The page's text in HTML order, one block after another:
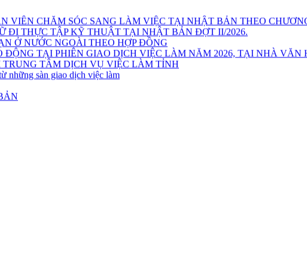
CHĂM SÓC SANG LÀM VIỆC TẠI NHẬT BẢN THEO
ĐI THỰC TẬP KỸ THUẬT TẠI NHẬT BẢN ĐỢT II/2026.
Ở NƯỚC NGOÀI THEO HỢP ĐỒNG
TẠI PHIÊN GIAO DỊCH VIỆC LÀM NĂM 2026, TẠI NHÀ VĂN
TÂM DỊCH VỤ VIỆC LÀM TỈNH
những sàn giao dịch việc làm